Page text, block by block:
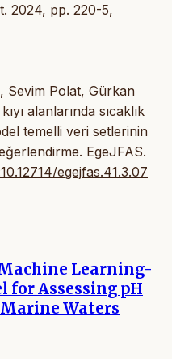
2024, pp. 220-5,
Sevim Polat, Gürkan
alanlarında sıcaklık
temelli veri setlerinin
EgeJFAS.
egejfas.41.3.07
Learning-
for Assessing pH
Waters